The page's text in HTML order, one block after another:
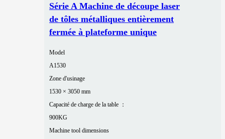
Série A Machine de découpe laser
de tôles métalliques entièrement
fermée à plateforme unique
Model
A1530
Zone d'usinage
1530 × 3050 mm
Capacité de charge de la table ：
900KG
Machine tool dimensions